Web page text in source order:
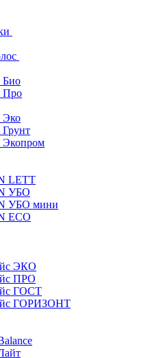
Био
Про
Эко
Грунт
Экопром
LETT
УБО
УБО мини
ECO
ЭКО
ПРО
ГОСТ
ГОРИЗОНТ